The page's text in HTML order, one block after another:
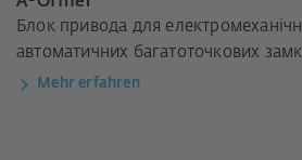
Блок привода для
автоматичних багатоточкових
Mehr erfahren